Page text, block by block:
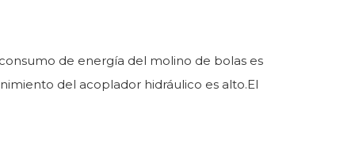
de energía del molino de bolas es
del acoplador hidráulico es alto.El